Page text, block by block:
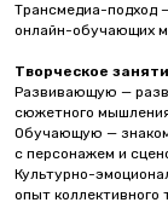
Трансмедиа-подход
онлайн-обучающих
Творческое
Развивающую —
сюжетного
Обучающую —
с персонажем и
Культурно-
опыт